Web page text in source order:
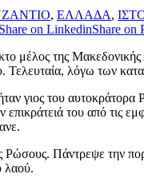
, ΕΛΛΑΔΑ,
on LinkedinShare on
μέλος της
λόγω των
γιος του
επικράτειά του από τις
Ρώσους. Πάντρεψε την
λαού.